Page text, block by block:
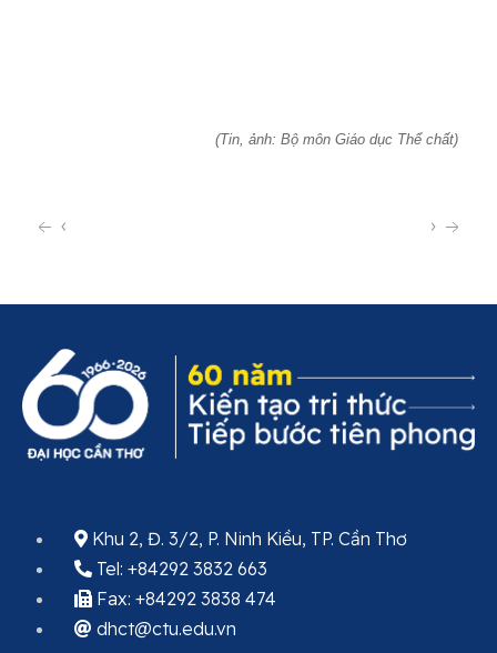
(Tin, ảnh: Bộ môn Giáo dục Thể chất)
‹ ›
Khu 2, Đ. 3/2, P. Ninh Kiều, TP. Cần Thơ
Tel: +84292 3832 663
Fax: +84292 3838 474
dhct@ctu.edu.vn